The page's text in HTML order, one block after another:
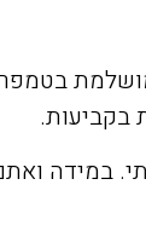
בקביעות.
במידה